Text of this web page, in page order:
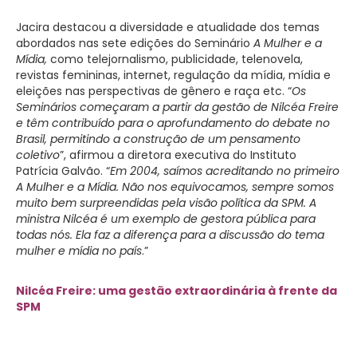
Jacira destacou a diversidade e atualidade dos temas
abordados nas sete edições do Seminário A Mulher e a
Mídia, como telejornalismo, publicidade, telenovela,
revistas femininas, internet, regulação da mídia, mídia e
eleições nas perspectivas de gênero e raça etc. “Os
Seminários começaram a partir da gestão de Nilcéa Freire
e têm contribuído para o aprofundamento do debate no
Brasil, permitindo a construção de um pensamento
coletivo”, afirmou a diretora executiva do Instituto
Patrícia Galvão. “Em 2004, saímos acreditando no primeiro
A Mulher e a Mídia. Não nos equivocamos, sempre somos
muito bem surpreendidas pela visão política da SPM. A
ministra Nilcéa é um exemplo de gestora pública para
todas nós. Ela faz a diferença para a discussão do tema
mulher e mídia no país.”
Nilcéa Freire: uma gestão extraordinária à frente da
SPM